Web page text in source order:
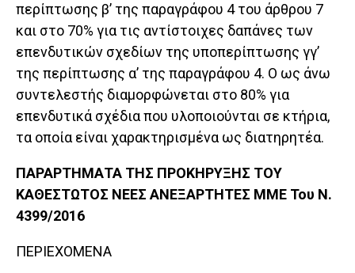
περίπτωσης β’ της παραγράφου 4 του άρθρου 7
και στο 70% για τις αντίστοιχες δαπάνες των
επενδυτικών σχεδίων της υποπερίπτωσης γγ’
της περίπτωσης α’ της παραγράφου 4. Ο ως άνω
συντελεστής διαμορφώνεται στο 80% για
επενδυτικά σχέδια που υλοποιούνται σε κτήρια,
τα οποία είναι χαρακτηρισμένα ως διατηρητέα.
ΠΑΡΑΡΤΗΜΑΤΑ ΤΗΣ ΠΡΟΚΗΡΥΞΗΣ ΤΟΥ
ΚΑΘΕΣΤΩΤΟΣ NΕΕΣ ΑΝΕΞΑΡΤΗΤΕΣ ΜΜΕ Του Ν.
4399/2016
ΠΕΡΙΕΧΟΜΕΝΑ